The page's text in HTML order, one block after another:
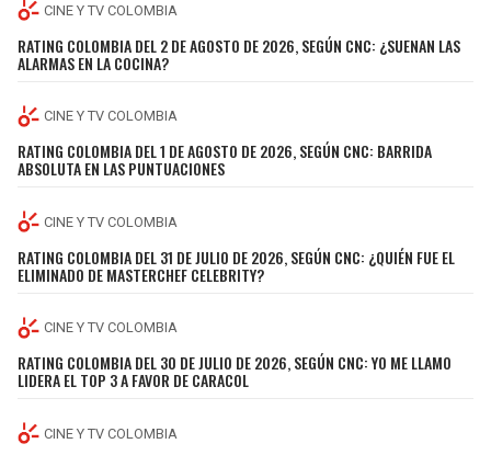
SAINTS
BUCCANEERS
CINE Y TV COLOMBIA
RATING COLOMBIA DEL 2 DE AGOSTO DE 2026, SEGÚN CNC: ¿SUENAN LAS
ALARMAS EN LA COCINA?
CINE Y TV COLOMBIA
RATING COLOMBIA DEL 1 DE AGOSTO DE 2026, SEGÚN CNC: BARRIDA
ABSOLUTA EN LAS PUNTUACIONES
CINE Y TV COLOMBIA
RATING COLOMBIA DEL 31 DE JULIO DE 2026, SEGÚN CNC: ¿QUIÉN FUE EL
ELIMINADO DE MASTERCHEF CELEBRITY?
CINE Y TV COLOMBIA
RATING COLOMBIA DEL 30 DE JULIO DE 2026, SEGÚN CNC: YO ME LLAMO
LIDERA EL TOP 3 A FAVOR DE CARACOL
CINE Y TV COLOMBIA